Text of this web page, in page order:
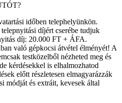
időben telephelyünkön.
díjért cserébe tudjuk
díj: 20.000 FT + ÁFA.
való gépkocsi átvétel élményét! A
testközelből nézheted meg és
kérdésekkel is elhalmozhatod
előtt részletesen elmagyarázzák
módját és extráit, kevesek által